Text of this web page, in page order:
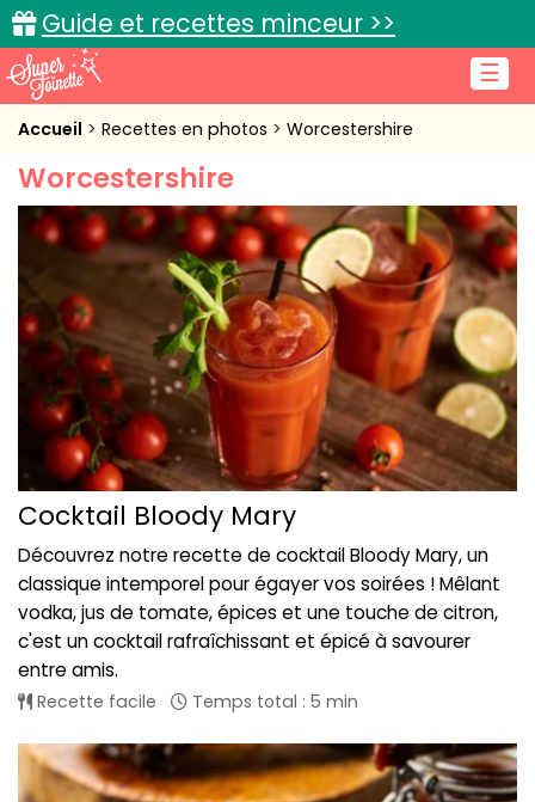
☰
Guide et recettes minceur >>
Accueil
Recettes de cuisine
Cuisine pratique
L'actu cuisine
Connexion
Accueil Recettes en photos Worcestershire
Worcestershire
Cocktail Bloody Mary
Découvrez notre recette de cocktail Bloody Mary, un
classique intemporel pour égayer vos soirées ! Mêlant
vodka, jus de tomate, épices et une touche de citron,
c'est un cocktail rafraîchissant et épicé à savourer
entre amis.
Recette facile Temps total : 5 min